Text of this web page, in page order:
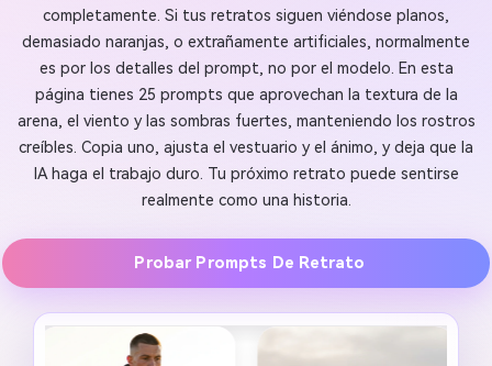
completamente. Si tus retratos siguen viéndose planos,
demasiado naranjas, o extrañamente artificiales, normalmente
es por los detalles del prompt, no por el modelo. En esta
página tienes 25 prompts que aprovechan la textura de la
arena, el viento y las sombras fuertes, manteniendo los rostros
creíbles. Copia uno, ajusta el vestuario y el ánimo, y deja que la
IA haga el trabajo duro. Tu próximo retrato puede sentirse
realmente como una historia.
Probar Prompts De Retrato